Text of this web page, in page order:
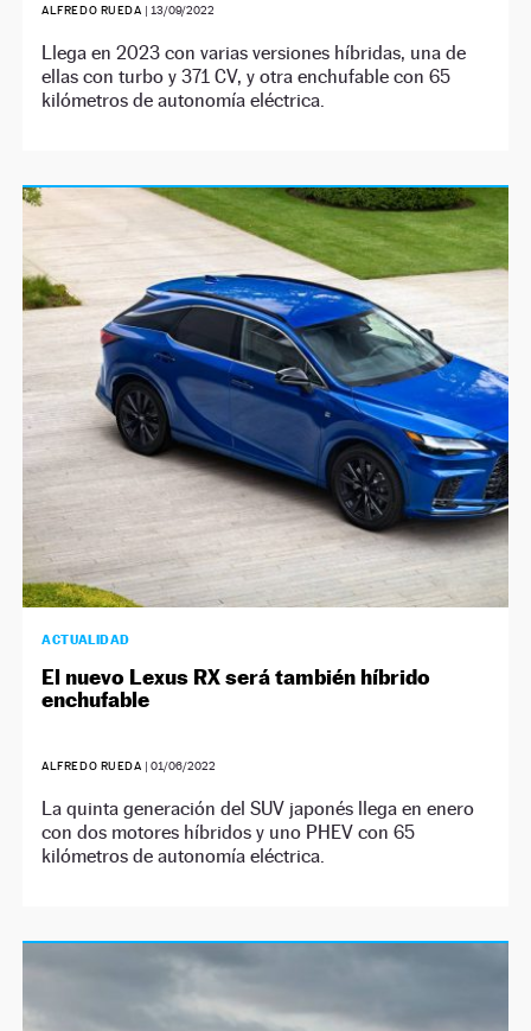
ALFREDO RUEDA | 13/09/2022
Llega en 2023 con varias versiones híbridas, una de
ellas con turbo y 371 CV, y otra enchufable con 65
kilómetros de autonomía eléctrica.
ACTUALIDAD
El nuevo Lexus RX será también híbrido
enchufable
ALFREDO RUEDA | 01/06/2022
La quinta generación del SUV japonés llega en enero
con dos motores híbridos y uno PHEV con 65
kilómetros de autonomía eléctrica.